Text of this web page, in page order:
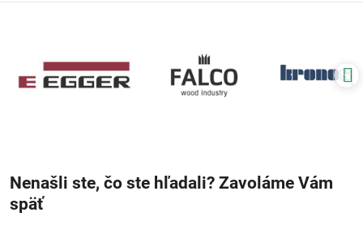
Nenašli ste, čo ste hľadali? Zavoláme Vám
späť